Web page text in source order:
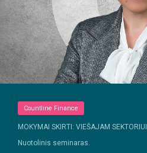
Countline Finance
MOKYMAI SKIRTI: VIEŠAJAM SEKTORIUI
Nuotolinis seminaras.